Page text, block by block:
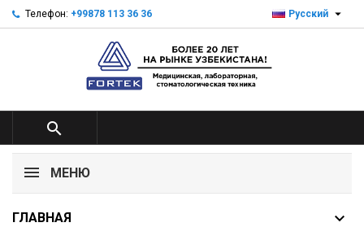
Телефон: +99878 113 36 36 Русский 

МЕНЮ
ГЛАВНАЯ